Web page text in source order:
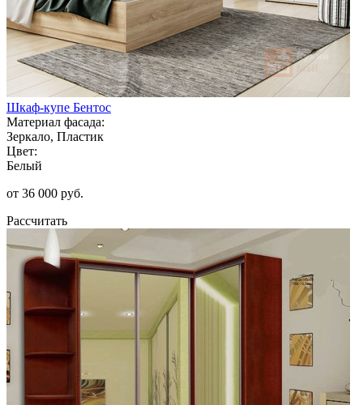
Шкаф-купе Бентос
Материал фасада:
Зеркало, Пластик
Цвет:
Белый
от 36 000 руб.
Рассчитать